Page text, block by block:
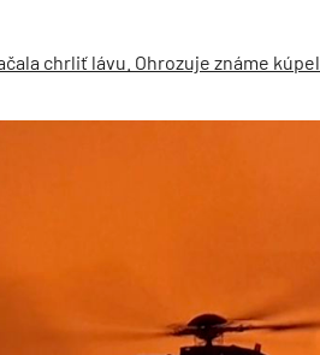
chrliť lávu. Ohrozuje známe